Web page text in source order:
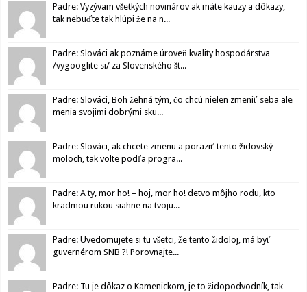
Padre: Vyzývam všetkých novinárov ak máte kauzy a dôkazy,
tak nebuďte tak hlúpi že na n...
Padre: Slováci ak poznáme úroveň kvality hospodárstva
/vygooglite si/ za Slovenského št...
Padre: Slováci, Boh žehná tým, čo chcú nielen zmeniť seba ale
menia svojimi dobrými sku...
Padre: Slováci, ak chcete zmenu a poraziť tento židovský
moloch, tak volte podľa progra...
Padre: A ty, mor ho! – hoj, mor ho! detvo môjho rodu, kto
kradmou rukou siahne na tvoju...
Padre: Uvedomujete si tu všetci, že tento židoloj, má byť
guvernérom SNB ?! Porovnajte...
Padre: Tu je dôkaz o Kamenickom, je to židopodvodník, tak